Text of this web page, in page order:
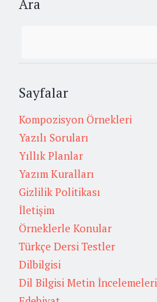
Ara
Sayfalar
Kompozisyon Örnekleri
Yazılı Soruları
Yıllık Planlar
Yazım Kuralları
Gizlilik Politikası
İletişim
Örneklerle Konular
Türkçe Dersi Testler
Dilbilgisi
Dil Bilgisi Metin İncelemeleri